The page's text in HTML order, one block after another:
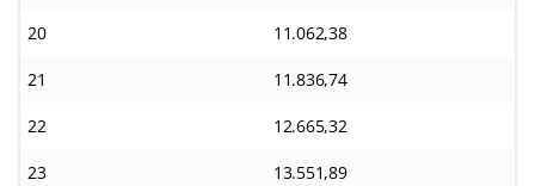
20 11.062,38
21 11.836,74
22 12.665,32
23 13.551,89